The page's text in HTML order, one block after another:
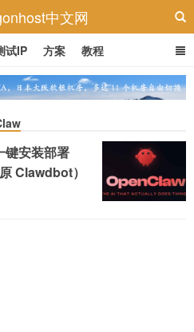
中文网
试IP 方案 教程
键安装部署
Clawdbot）